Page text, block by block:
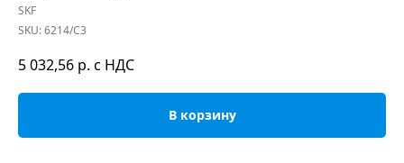
SKF
SKU:6214/C3
5 032,56 р. с НДС
В корзину